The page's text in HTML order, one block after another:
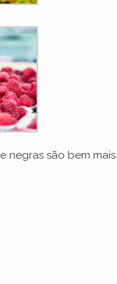
negras são bem